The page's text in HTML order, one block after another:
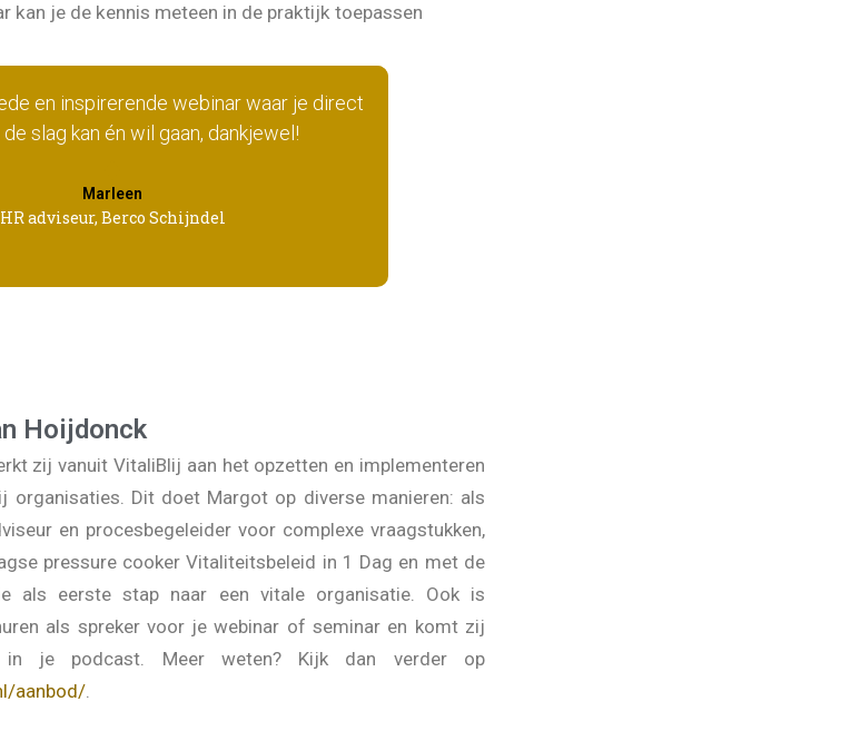
kan je de kennis meteen in de praktijk toepassen
en inspirerende webinar waar je direct
slag kan én wil gaan, dankjewel!
Marleen
HR adviseur, Berco Schijndel
Hoijdonck
zij vanuit VitaliBlij aan het opzetten en implementeren
organisaties. Dit doet Margot op diverse manieren: als
en procesbegeleider voor complexe vraagstukken,
pressure cooker Vitaliteitsbeleid in 1 Dag en met de
als eerste stap naar een vitale organisatie. Ook is
als spreker voor je webinar of seminar en komt zij
in je podcast. Meer weten? Kijk dan verder op
aanbod/.